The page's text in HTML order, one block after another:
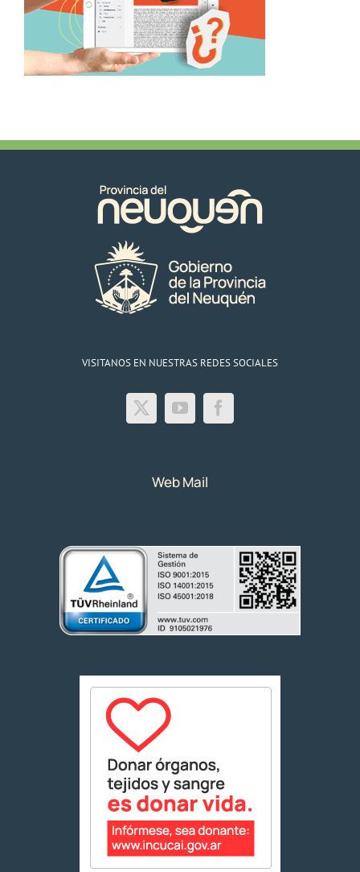
VISITANOS EN NUESTRAS REDES SOCIALES
Web Mail